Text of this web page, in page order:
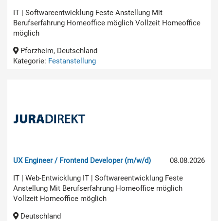
IT | Softwareentwicklung Feste Anstellung Mit
Berufserfahrung Homeoffice möglich Vollzeit Homeoffice
möglich
Pforzheim, Deutschland
Kategorie: Festanstellung
08.08.2026
UX Engineer / Frontend Developer (m/w/d)
IT | Web-Entwicklung IT | Softwareentwicklung Feste
Anstellung Mit Berufserfahrung Homeoffice möglich
Vollzeit Homeoffice möglich
Deutschland